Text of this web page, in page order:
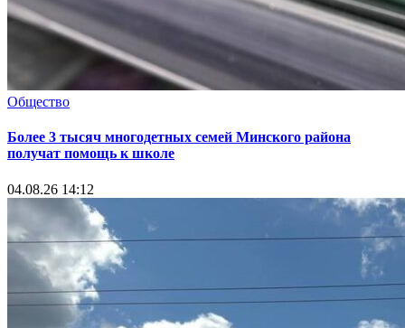
Общество
Более 3 тысяч многодетных семей Минского района
получат помощь к школе
04.08.26 14:12